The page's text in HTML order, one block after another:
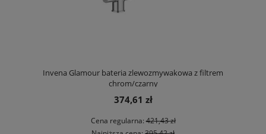
Invena Glamour bateria zlewozmywakowa z filtrem
chrom/czarny
374,61 zł
Cena regularna:421,43 zł